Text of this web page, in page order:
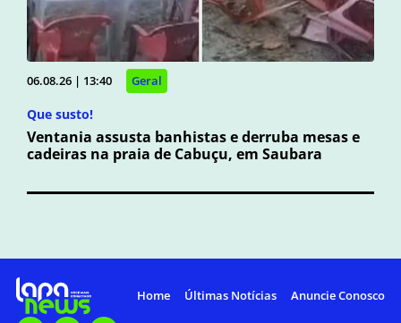
06.08.26 | 13:40 Geral
Que susto!
Ventania assusta banhistas e derruba mesas e
cadeiras na praia de Cabuçu, em Saubara
Home Últimas Notícias Anuncie Conosco